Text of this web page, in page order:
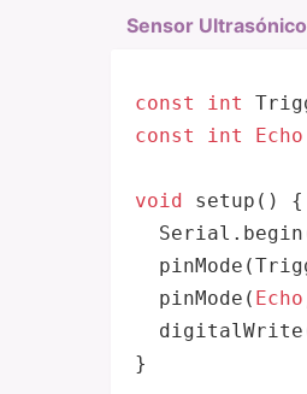
Sensor
const int
const
int Echo
void setup() {
pinMode( Echo
}